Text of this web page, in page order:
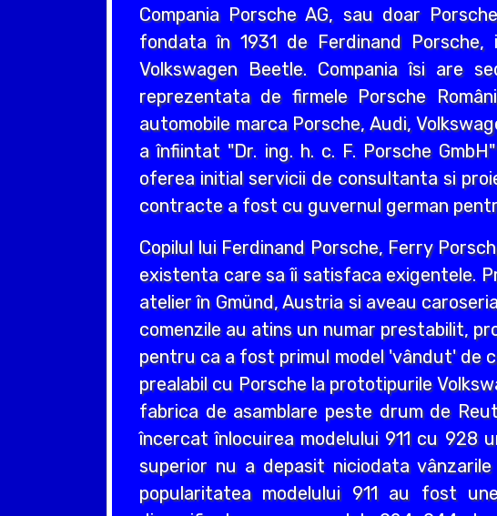
Compania Porsche AG, sau doar
fondata în 1931 de Ferdinand
Volkswagen Beetle. Compania îsi are
reprezentata de firmele Porsche
automobile marca Porsche, Audi,
a înfiintat "Dr. ing. h. c. F. Porsche
oferea initial servicii de consultanta si
contracte a fost cu guvernul german
Copilul lui Ferdinand Porsche, Ferry
existenta care sa îi satisfaca exigentele.
atelier în Gmünd, Austria si aveau
comenzile au atins un numar prestabilit,
pentru ca a fost primul model 'vândut' de
prealabil cu Porsche la prototipurile
fabrica de asamblare peste drum de
încercat înlocuirea modelului 911 cu
superior nu a depasit niciodata
popularitatea modelului 911 au fost